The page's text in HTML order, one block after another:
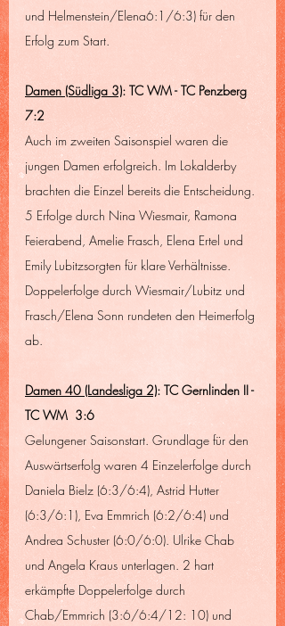
und Helmenstein/Elena6:1/6:3) für den
Erfolg zum Start.
Damen (Südliga 3): TC WM - TC Penzberg
7:2
Auch im zweiten Saisonspiel waren die
jungen Damen erfolgreich. Im Lokalderby
brachten die Einzel bereits die Entscheidung.
5 Erfolge durch Nina Wiesmair, Ramona
Feierabend, Amelie Frasch, Elena Ertel und
Emily Lubitzsorgten für klare Verhältnisse.
Doppelerfolge durch Wiesmair/Lubitz und
Frasch/Elena Sonn rundeten den Heimerfolg
ab.
Damen 40 (Landesliga 2): TC Gernlinden II -
TC WM  3:6
Gelungener Saisonstart. Grundlage für den
Auswärtserfolg waren 4 Einzelerfolge durch
Daniela Bielz (6:3/6:4), Astrid Hutter
(6:3/6:1), Eva Emmrich (6:2/6:4) und
Andrea Schuster (6:0/6:0). Ulrike Chab
und Angela Kraus unterlagen. 2 hart
erkämpfte Doppelerfolge durch
Chab/Emmrich (3:6/6:4/12: 10) und